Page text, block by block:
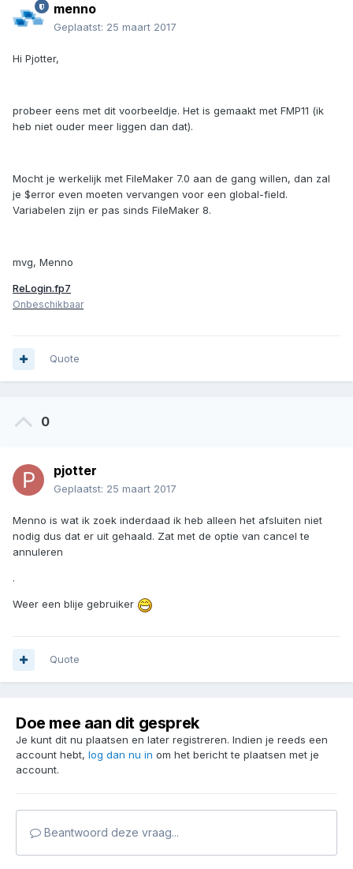
menno
Geplaatst: 25 maart 2017
Hi Pjotter,
probeer eens met dit voorbeeldje. Het is gemaakt met FMP11 (ik
heb niet ouder meer liggen dan dat).
Mocht je werkelijk met FileMaker 7.0 aan de gang willen, dan zal
je $error even moeten vervangen voor een global-field.
Variabelen zijn er pas sinds FileMaker 8.
mvg, Menno
ReLogin.fp7
Onbeschikbaar
Quote
0
pjotter
Geplaatst: 25 maart 2017
Menno is wat ik zoek inderdaad ik heb alleen het afsluiten niet
nodig dus dat er uit gehaald. Zat met de optie van cancel te
annuleren
.
Weer een blije gebruiker
Quote
Doe mee aan dit gesprek
Je kunt dit nu plaatsen en later registreren. Indien je reeds een
account hebt, log dan nu in om het bericht te plaatsen met je
account.
Beantwoord deze vraag...